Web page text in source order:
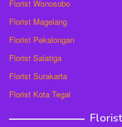
Florist Wonosobo
Florist Magelang
Florist Pekalongan
Florist Salatiga
Florist Surakarta
Florist Kota Tegal